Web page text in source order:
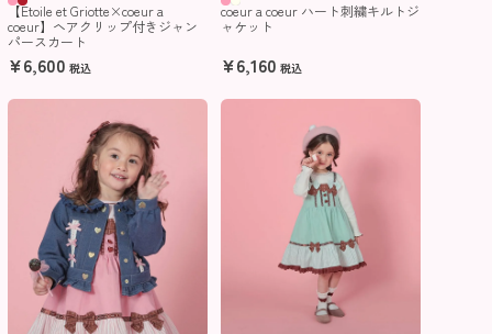
【Etoile et Griotte×coeur a
coeur】ヘアクリップ付きジャン
パースカート
¥6,600 税込
coeur a coeur ハート刺繍キルトジ
ャケット
¥6,160 税込